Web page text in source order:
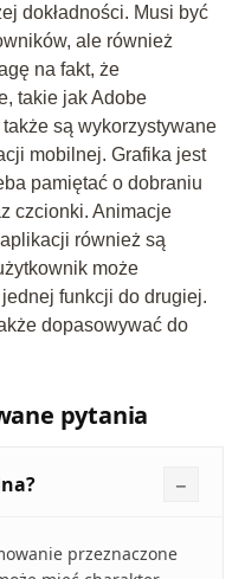
dokładności. Musi być
ale również
na fakt, że
takie jak Adobe
także są wykorzystywane
mobilnej. Grafika jest
pamiętać o dobraniu
czcionki. Animacje
również są
może
funkcji do drugiej.
dopasowywać do
pytania
przeznaczone